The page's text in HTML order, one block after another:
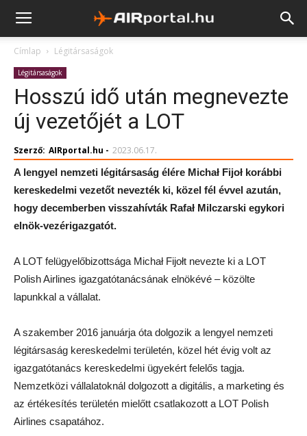
Címlap Légitársaságok
Légitársaságok
Hosszú idő után megnevezte
új vezetőjét a LOT
Szerző: AIRportal.hu - 2023.06.17.
A lengyel nemzeti légitársaság élére Michał Fijoł korábbi
kereskedelmi vezetőt nevezték ki, közel fél évvel azután,
hogy decemberben visszahívták Rafał Milczarski egykori
elnök-vezérigazgatót.
A LOT felügyelőbizottsága Michał Fijołt nevezte ki a LOT
Polish Airlines igazgatótanácsának elnökévé – közölte
lapunkkal a vállalat.
A szakember 2016 januárja óta dolgozik a lengyel nemzeti
légitársaság kereskedelmi területén, közel hét évig volt az
igazgatótanács kereskedelmi ügyekért felelős tagja.
Nemzetközi vállalatoknál dolgozott a digitális, a marketing és
az értékesítés területén mielőtt csatlakozott a LOT Polish
Airlines csapatához.